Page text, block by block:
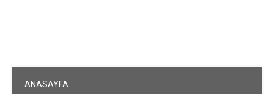
ANASAYFA